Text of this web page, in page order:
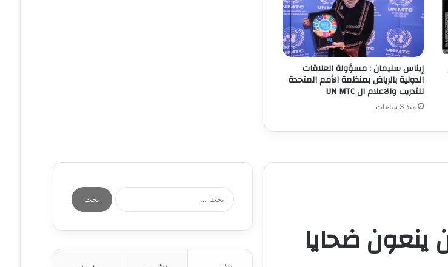
إيناس سليمان : مسؤولة العلاقات
الدولية بالرياض بمنظمة الأمم المتحدة
للتدريب والاعلام ال UN MTC
منذ 3 ساعات